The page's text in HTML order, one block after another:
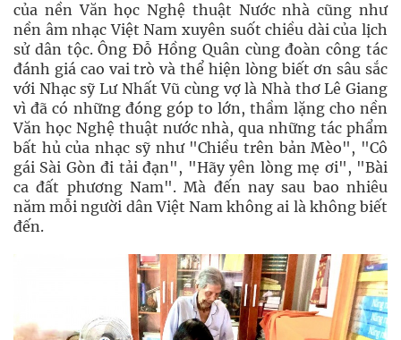
của nền Văn học Nghệ thuật Nước nhà cũng như
nền âm nhạc Việt Nam xuyên suốt chiều dài của lịch
sử dân tộc. Ông Đỗ Hồng Quân cùng đoàn công tác
đánh giá cao vai trò và thể hiện lòng biết ơn sâu sắc
với Nhạc sỹ Lư Nhất Vũ cùng vợ là Nhà thơ Lê Giang
vì đã có những đóng góp to lớn, thầm lặng cho nền
Văn học Nghệ thuật nước nhà, qua những tác phẩm
bất hủ của nhạc sỹ như "Chiều trên bản Mèo", "Cô
gái Sài Gòn đi tải đạn", "Hãy yên lòng mẹ ơi", "Bài
ca đất phương Nam". Mà đến nay sau bao nhiêu
năm mỗi người dân Việt Nam không ai là không biết
đến.